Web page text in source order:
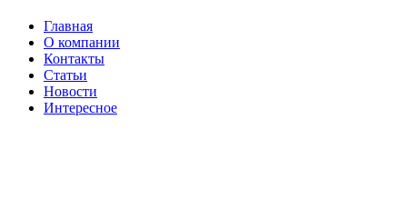
Главная
О компании
Контакты
Статьи
Новости
Интересное